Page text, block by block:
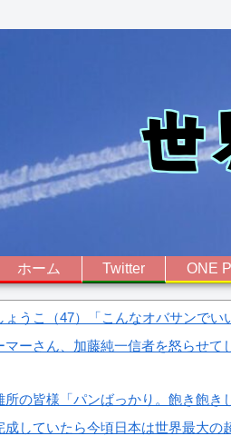
ホーム Twitter ONE
ょうこ（47）「こんなオバサンで
マーさん、加藤純一信者を怒らせ
所の皆様「パンばっかり。飽き飽き
成していたら今頃日本は世界最大の